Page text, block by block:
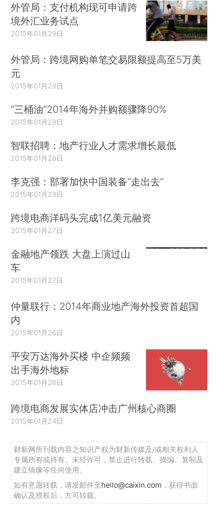
外管局：支付机构现可申请跨
境外汇业务试点
2015年01月29日
外管局：跨境网购单笔交易限额提高至5万美
元
2015年01月29日
“三桶油”2014年海外并购额骤降90%
2015年01月29日
智联招聘：地产行业人才需求增长最低
2015年01月28日
李克强：部署加快中国装备“走出去”
2015年01月28日
跨境电商洋码头完成1亿美元融资
2015年01月27日
金融地产领跌 大盘上演过山
车
2015年01月27日
仲量联行：2014年商业地产海外投资首超国
内
2015年01月26日
平安万达海外买楼 中企频频
出手海外地标
2015年01月26日
跨境电商发展实体店冲击广州核心商圈
2015年01月24日
财新网所刊载内容之知识产权为财新传媒及/或相关权利人
专属所有或持有。未经许可，禁止进行转载、摘编、复制及
建立镜像等任何使用。
如有意愿转载，请发邮件至hello@caixin.com ，获得书面
确认及授权后，方可转载。